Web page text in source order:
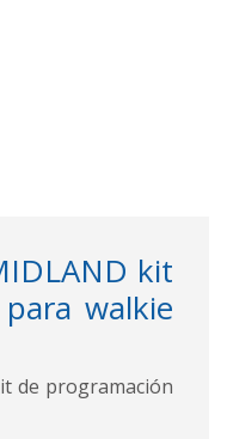
kit
walkie
de programación